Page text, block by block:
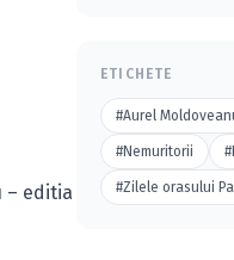
– editia
ETICHETE
#Aurel
#Nemuritorii
#Zilele orasului